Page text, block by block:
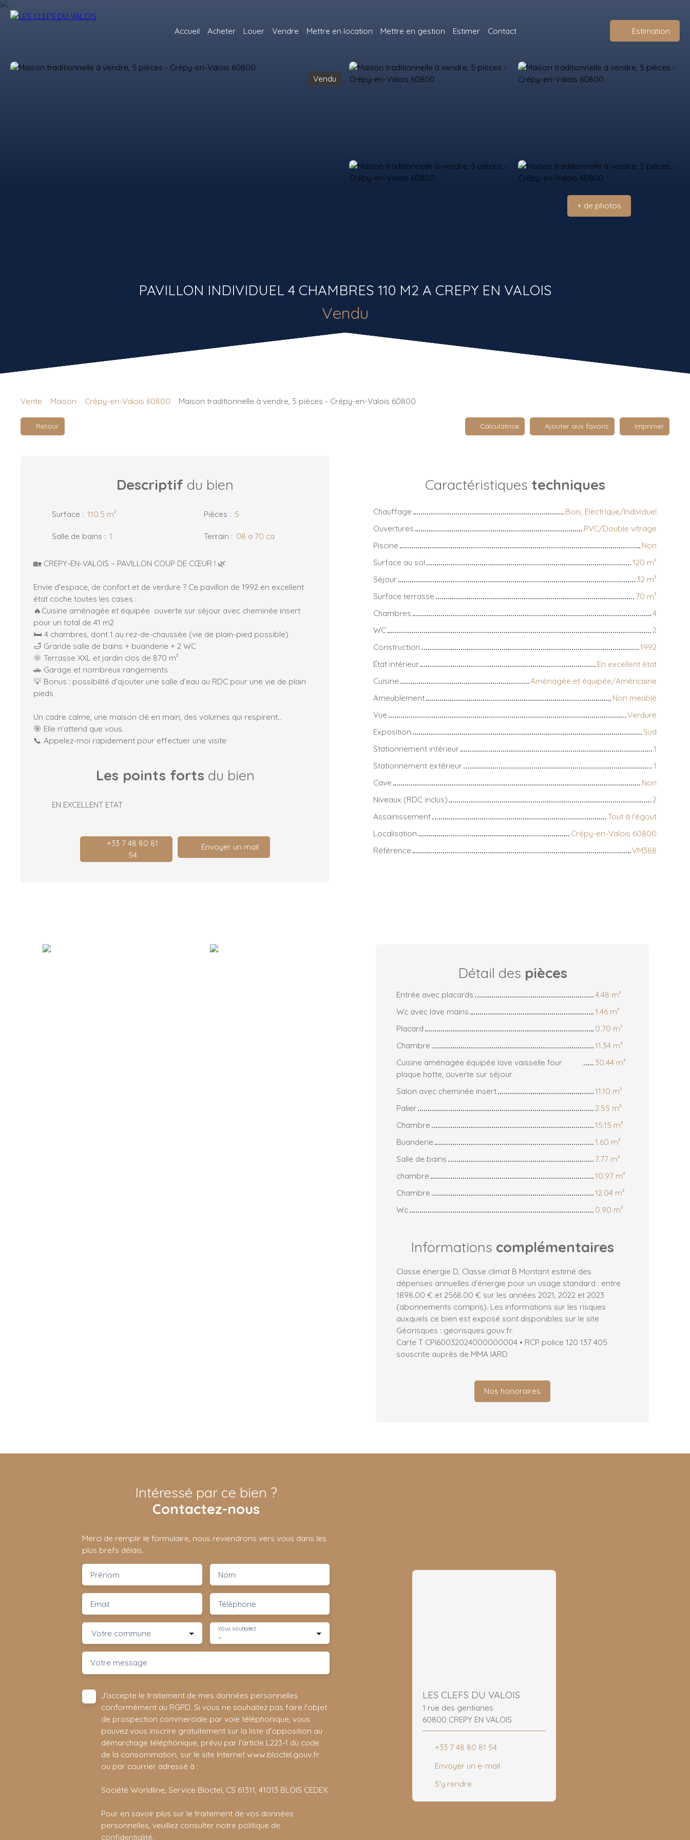
Accueil Acheter Louer Vendre Mettre en location Mettre en gestion Estimer Contact Estimation
Vendu
+ de photos
PAVILLON INDIVIDUEL 4 CHAMBRES 110 M2 A CREPY EN VALOIS
Vendu
Vente Maison Crépy-en-Valois 60800 Maison traditionnelle à vendre, 5 pièces - Crépy-en-Valois 60800
Retour Calculatrice Ajouter aux favoris Imprimer
Descriptif du bien
Surface : 110.5 m² Pièces : 5
Salle de bains : 1 Terrain : 08 a 70 ca
🏡 CREPY-EN-VALOIS – PAVILLON COUP DE CŒUR ! 🌿
Envie d’espace, de confort et de verdure ? Ce pavillon de 1992 en excellent
état coche toutes les cases :
🔥Cuisine aménagée et équipée ouverte sur séjour avec cheminée insert
pour un total de 41 m2
🛏 4 chambres, dont 1 au rez-de-chaussée (vie de plain-pied possible)
🛁 Grande salle de bains + buanderie + 2 WC
🌞 Terrasse XXL et jardin clos de 870 m²
🚗 Garage et nombreux rangements
💡 Bonus : possibilité d’ajouter une salle d’eau au RDC pour une vie de plain
pieds
Un cadre calme, une maison clé en main, des volumes qui respirent...
🎯 Elle n’attend que vous.
📞 Appelez-moi rapidement pour effectuer une visite
Les points forts du bien
EN EXCELLENT ETAT
+33 7 48 80 81
54
Envoyer un mail
Caractéristiques techniques
Chauffage
Bois, Electrique/Individuel
Ouvertures
PVC/Double vitrage
Piscine
Non
Surface au sol
120 m²
Séjour
32 m²
Surface terrasse
70 m²
Chambres
4
WC
2
Construction
1992
État intérieur
En excellent état
Cuisine
Aménagée et équipée/Américaine
Ameublement
Non meublé
Vue
Verdure
Exposition
Sud
Stationnement intérieur
1
Stationnement extérieur
1
Cave
Non
Niveaux (RDC inclus)
2
Assainissement
Tout à l'égout
Localisation
Crépy-en-Valois 60800
Référence
VM388
Détail des pièces
Entrée avec placards
4.48 m²
Wc avec lave mains
1.46 m²
Placard
0.70 m²
Chambre
11.34 m²
Cuisine aménagée équipée lave vaisselle four
plaque hotte, ouverte sur séjour
30.44 m²
Salon avec cheminée insert
11.10 m²
Palier
2.55 m²
Chambre
15.15 m²
Buanderie
1.60 m²
Salle de bains
7.77 m²
chambre
10.97 m²
Chambre
12.04 m²
Wc
0.90 m²
Informations complémentaires
Classe énergie D, Classe climat B Montant estimé des
dépenses annuelles d'énergie pour un usage standard : entre
1898.00 € et 2568.00 € sur les années 2021, 2022 et 2023
(abonnements compris). Les informations sur les risques
auxquels ce bien est exposé sont disponibles sur le site
Géorisques : georisques.gouv.fr.
Carte T CPI60032024000000004 • RCP police 120 137 405
souscrite auprès de MMA IARD
Nos honoraires
Intéressé par ce bien ?
Contactez-nous
Merci de remplir le formulaire, nous reviendrons vers vous dans les
plus brefs délais.
Prénom Nom
Email Téléphone
Votre commune -
Vous souhaitez
Votre message
J'accepte le traitement de mes données personnelles
conformément au RGPD. Si vous ne souhaitez pas faire l'objet
de prospection commerciale par voie téléphonique, vous
pouvez vous inscrire gratuitement sur la liste d'opposition au
démarchage téléphonique, prévu par l'article L223-1 du code
de la consommation, sur le site Internet www.bloctel.gouv.fr
ou par courrier adressé à :
Société Worldline, Service Bloctel, CS 61311, 41013 BLOIS CEDEX.
Pour en savoir plus sur le traitement de vos données
personnelles, veuillez consulter notre politique de
confidentialité.
LES CLEFS DU VALOIS
1 rue des gentianes
60800 CREPY EN VALOIS
+33 7 48 80 81 54
Envoyer un e-mail
S'y rendre